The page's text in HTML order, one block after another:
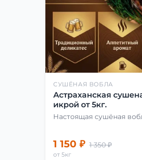
СУШЁНАЯ ВОБЛА
Астраханская
икрой от 5кг.
Настоящая сушёная
1 150 ₽ 1 350 ₽
от 5кг